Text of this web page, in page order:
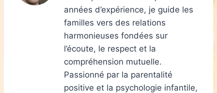
années d’expérience, je guide les
familles vers des relations
harmonieuses fondées sur
l’écoute, le respect et la
compréhension mutuelle.
Passionné par la parentalité
positive et la psychologie infantile,